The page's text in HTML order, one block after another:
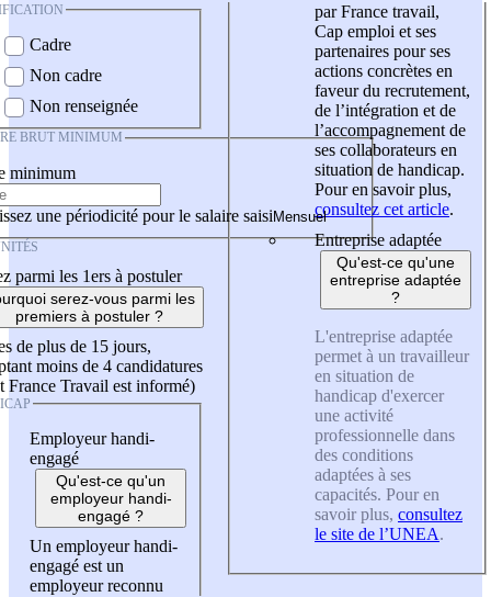
Cadre
Non cadre
Non renseignée
BRUT MINIMUM
minimum
une périodicité pour le salaire saisi
parmi les 1ers à postuler
serez-vous parmi les
premiers à postuler ?
de plus de 15 jours,
moins de 4 candidatures
France Travail est informé)
Employeur handi-
engagé
Qu'est-ce qu'un
employeur handi-
engagé ?
Un employeur handi-
engagé est un
employeur reconnu
par France travail,
Cap emploi et ses
partenaires pour ses
actions concrètes en
faveur du recrutement,
de l’intégration et de
l’accompagnement de
ses collaborateurs en
situation de handicap.
Pour en savoir plus,
consultez cet article.
Entreprise adaptée
Qu'est-ce qu'une
entreprise adaptée
?
L'entreprise adaptée
permet à un travailleur
en situation de
handicap d'exercer
une activité
professionnelle dans
des conditions
adaptées à ses
capacités. Pour en
savoir plus, consultez
le site de l’UNEA.